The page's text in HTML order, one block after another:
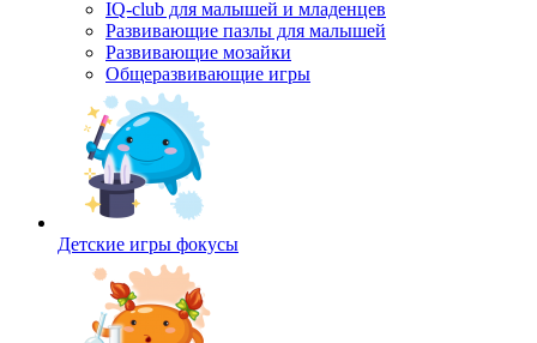
IQ-club для малышей и младенцев
Развивающие пазлы для малышей
Развивающие мозайки
Общеразвивающие игры
Детские игры фокусы